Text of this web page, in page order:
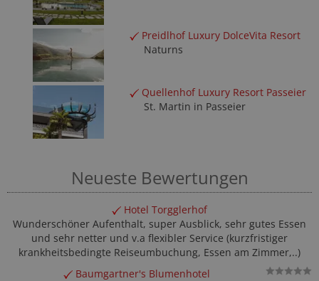
Preidlhof Luxury DolceVita Resort
Naturns
Quellenhof Luxury Resort Passeier
St. Martin in Passeier
Neueste Bewertungen
Hotel Torgglerhof
Wunderschöner Aufenthalt, super Ausblick, sehr gutes Essen
und sehr netter und v.a flexibler Service (kurzfristiger
krankheitsbedingte Reiseumbuchung, Essen am Zimmer,..)
Baumgartner's Blumenhotel